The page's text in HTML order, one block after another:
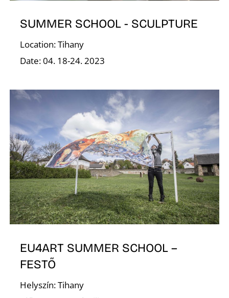
SUMMER SCHOOL - SCULPTURE
Location: Tihany
Date: 04. 18-24. 2023
EU4ART SUMMER SCHOOL –
FESTŐ
Helyszín: Tihany